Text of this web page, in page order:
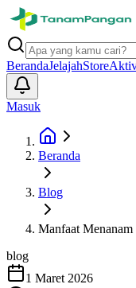
BerandaJelajahStore
Masuk
Beranda
Blog
Manfaat Menanam
blog
1 Maret 2026